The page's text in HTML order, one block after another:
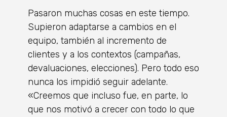
Pasaron muchas cosas en este tiempo.
Supieron adaptarse a cambios en el
equipo, también al incremento de
clientes y a los contextos (campañas,
devaluaciones, elecciones). Pero todo eso
nunca los impidió seguir adelante.
«Creemos que incluso fue, en parte, lo
que nos motivó a crecer con todo lo que